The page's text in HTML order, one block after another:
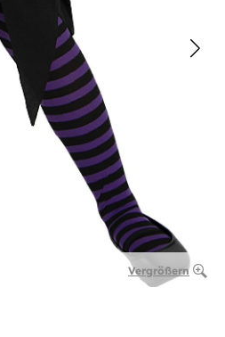
Vergrößern